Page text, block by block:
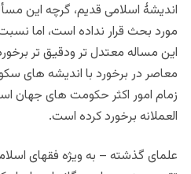
اندیشۀ اسلامی قدیم، گرچه این
مورد بحث قرار نداده است، اما
این مساله معتدل تر ودقیق تر
معاصر در برخورد با اندیشه های
زمام امور اكثر حکومت های جهان
العملانه برخورد کرده است.
علمای گذشته – به ویژه فقهای